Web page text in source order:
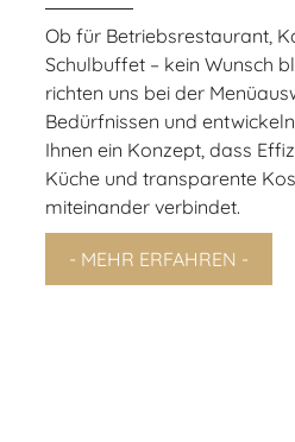
Ob für Betriebsrestaurant,
Schulbuffet – kein Wunsch
richten uns bei der
Bedürfnissen und
Ihnen ein Konzept, dass
Küche und transparente
miteinander verbindet.
- MEHR ERFAHREN -